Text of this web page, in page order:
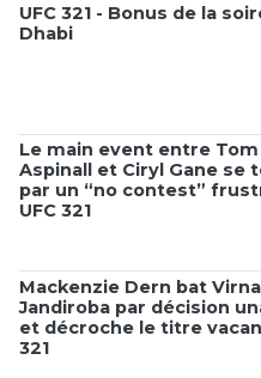
UFC 321 - Bonus de la
Dhabi
Le main event entre Tom
Aspinall et Ciryl Gane se
par un “no contest”
UFC 321
Mackenzie Dern bat Virna
Jandiroba par décision
et décroche le titre
321